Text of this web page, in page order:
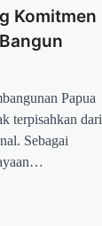
Komitmen
Papua
terpisahkan dari
Sebagai